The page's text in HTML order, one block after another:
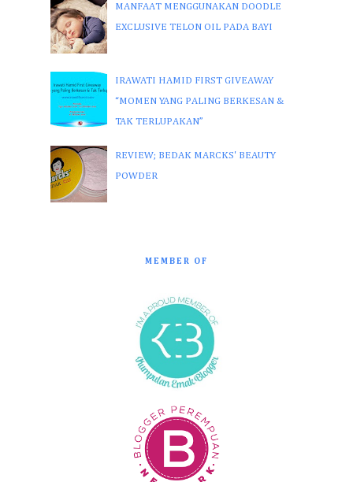
MANFAAT MENGGUNAKAN DOODLE
EXCLUSIVE TELON OIL PADA BAYI
IRAWATI HAMID FIRST GIVEAWAY
“MOMEN YANG PALING BERKESAN &
TAK TERLUPAKAN”
REVIEW; BEDAK MARCKS' BEAUTY
POWDER
MEMBER OF